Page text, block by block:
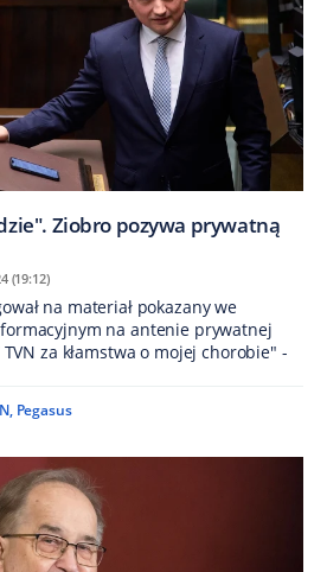
Ziobro pozywa prywatną
(19:12)
na materiał pokazany we
na antenie prywatnej
za kłamstwa o mojej chorobie" -
, Pegasus